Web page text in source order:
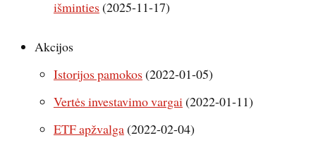
išminties (2025-11-17)
Akcijos
Istorijos pamokos (2022-01-05)
Vertės investavimo vargai(2022-01-11)
ETF apžvalga(2022-02-04)